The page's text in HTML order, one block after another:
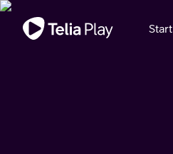
Viktigt meddelande
Start